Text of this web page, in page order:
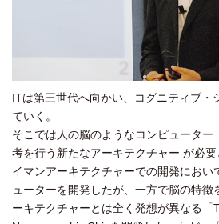
ITは第三世代へ向かい、コグニティブ・
ていく。
そこでは人の脳のようなコンピュータ
考を行う新たなアーキテクチャー が必
イマンアーキテクチャーでの開発におい
ューターを開発したが、一方で脳の特徴
ーキテクチャーとは全く発想が異なる「